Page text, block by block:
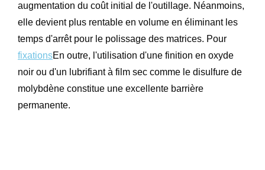
augmentation du coût initial de l'outillage. Néanmoins,
elle devient plus rentable en volume en éliminant les
temps d'arrêt pour le polissage des matrices. Pour
fixationsEn outre, l'utilisation d'une finition en oxyde
noir ou d'un lubrifiant à film sec comme le disulfure de
molybdène constitue une excellente barrière
permanente.